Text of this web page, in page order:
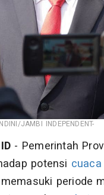
JAMBI INDEPENDENT-
- Pemerintah
potensi
periode